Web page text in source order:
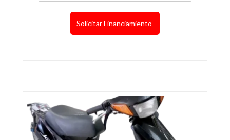
Solicitar Financiamiento